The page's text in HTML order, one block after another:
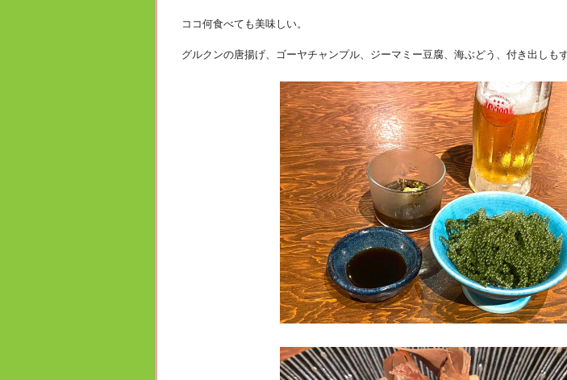
ココ何食べても美味しい。
グルクンの唐揚げ、ゴーヤチャンプル、ジーマミー豆腐、海ぶどう、付き出しも